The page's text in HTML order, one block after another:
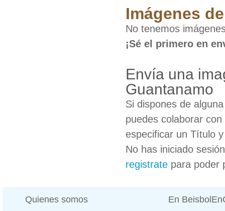
Imágenes
No tenemos
¡Sé el primero en
Envía una
Guantanamo
Si dispones de
puedes colaborar
especificar un Título
No has iniciado
registrate para poder
Quienes somos En